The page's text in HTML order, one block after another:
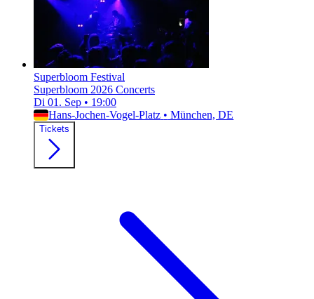
Superbloom Festival
Superbloom 2026 Concerts
Di 01. Sep • 19:00
Hans-Jochen-Vogel-Platz • München, DE
Tickets